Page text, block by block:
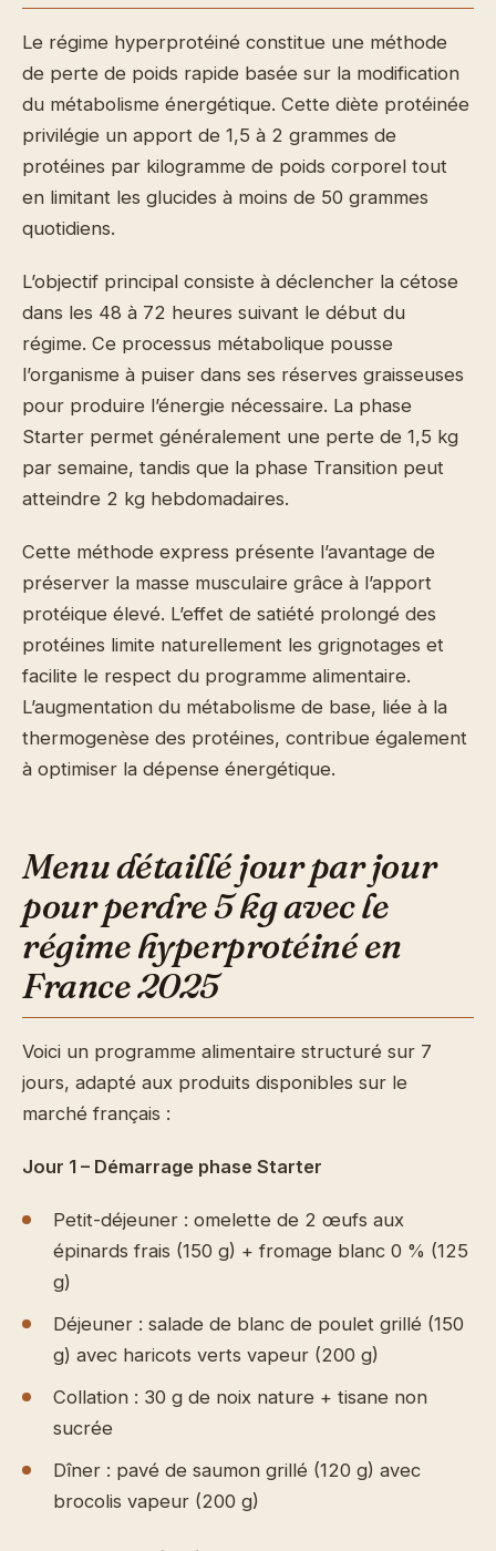
Le régime hyperprotéiné constitue une méthode
de perte de poids rapide basée sur la modification
du métabolisme énergétique. Cette diète protéinée
privilégie un apport de 1,5 à 2 grammes de
protéines par kilogramme de poids corporel tout
en limitant les glucides à moins de 50 grammes
quotidiens.
L’objectif principal consiste à déclencher la cétose
dans les 48 à 72 heures suivant le début du
régime. Ce processus métabolique pousse
l’organisme à puiser dans ses réserves graisseuses
pour produire l’énergie nécessaire. La phase
Starter permet généralement une perte de 1,5 kg
par semaine, tandis que la phase Transition peut
atteindre 2 kg hebdomadaires.
Cette méthode express présente l’avantage de
préserver la masse musculaire grâce à l’apport
protéique élevé. L’effet de satiété prolongé des
protéines limite naturellement les grignotages et
facilite le respect du programme alimentaire.
L’augmentation du métabolisme de base, liée à la
thermogenèse des protéines, contribue également
à optimiser la dépense énergétique.
Menu détaillé jour par jour
pour perdre 5 kg avec le
régime hyperprotéiné en
France 2025
Voici un programme alimentaire structuré sur 7
jours, adapté aux produits disponibles sur le
marché français :
Jour 1 – Démarrage phase Starter
Petit-déjeuner : omelette de 2 œufs aux
épinards frais (150 g) + fromage blanc 0 % (125
g)
Déjeuner : salade de blanc de poulet grillé (150
g) avec haricots verts vapeur (200 g)
Collation : 30 g de noix nature + tisane non
sucrée
Dîner : pavé de saumon grillé (120 g) avec
brocolis vapeur (200 g)